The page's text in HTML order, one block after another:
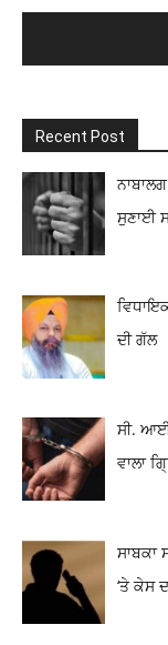
Recent Post
ਸੁਣਾਈ
ਦੀ ਗੱਲ
ਸੀ.
ਵਾਲਾ
ਸਾਬਕਾ
‘ਤੇ ਕੇਸ